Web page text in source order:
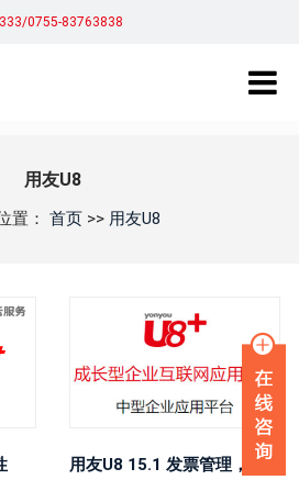
0755-83763838
用友U8
置：首页 >> 用友U8
用友U8 15.1 发票管理，销售管理等功能变化